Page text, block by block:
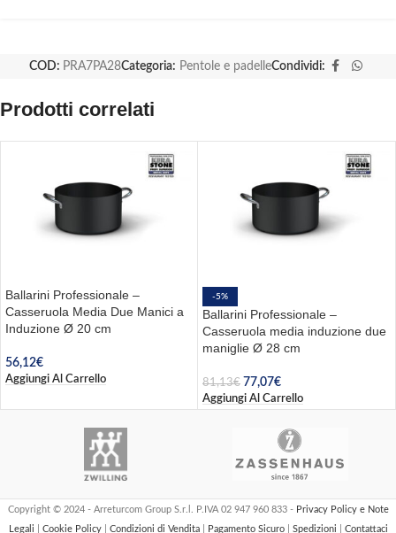
COD: PRA7PA28Categoria: Pentole e padelleCondividi:
Prodotti correlati
Ballarini Professionale –
Casseruola Media Due Manici a
Induzione Ø 20 cm
56,12€
Aggiungi Al Carrello
-5%
Ballarini Professionale –
Casseruola media induzione due
maniglie Ø 28 cm
81,13€ 77,07€
Aggiungi Al Carrello
Copyright © 2024 - Arreturcom Group S.r.l. P.IVA 02 947 960 833 - Privacy Policy e Note
Legali
Cookie Policy Condizioni di Vendita Pagamento Sicuro Spedizioni Contattaci